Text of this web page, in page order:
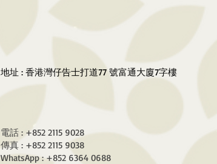
地址 : 香港灣仔告士打道77 號富通大廈7字樓
電話 : +852 2115 9028
傳真 : +852 2115 9038
WhatsApp : +852 6364 0688